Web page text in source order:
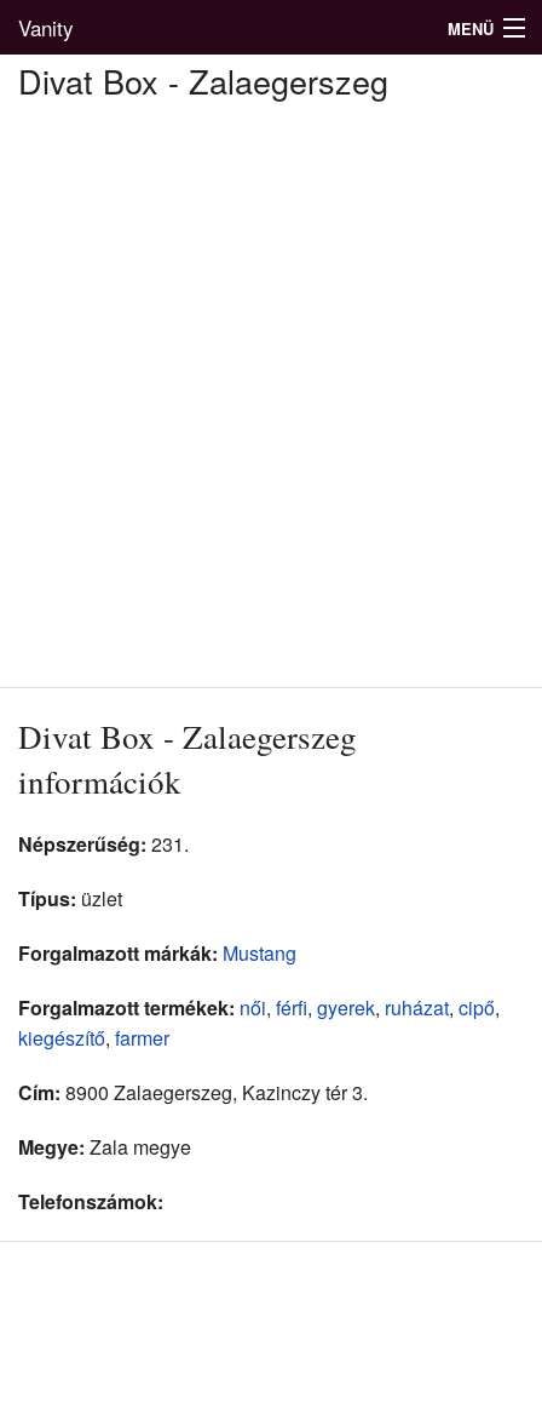
Vanity MENÜ
Divat Box - Zalaegerszeg
Divat Box - Zalaegerszeg
információk
Népszerűség: 231.
Típus: üzlet
Forgalmazott márkák: Mustang
Forgalmazott termékek: női, férfi, gyerek, ruházat, cipő,
kiegészítő, farmer
Cím: 8900 Zalaegerszeg, Kazinczy tér 3.
Megye: Zala megye
Telefonszámok: